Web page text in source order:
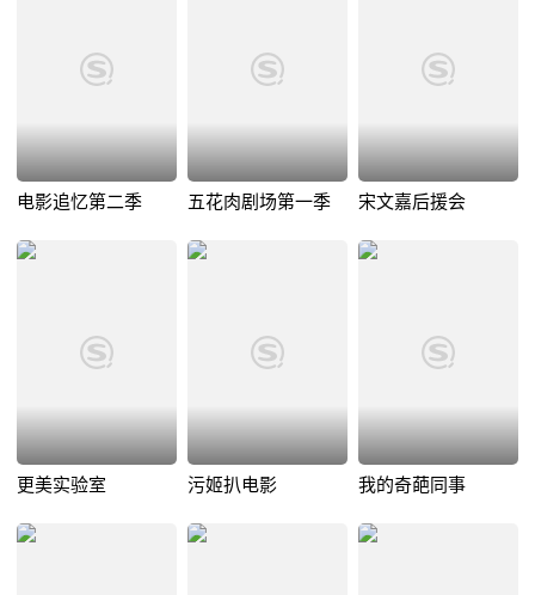
电影追忆第二季 五花肉剧场第一季 宋文嘉后援会
更美实验室 污姬扒电影 我的奇葩同事